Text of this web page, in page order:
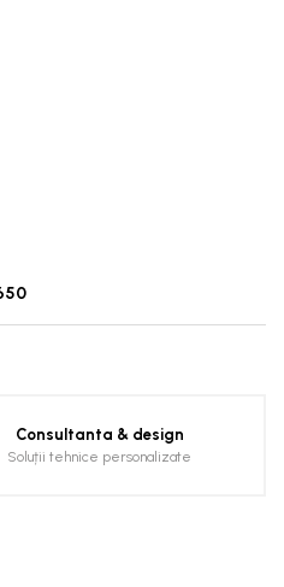
Consultanta & design
Soluții tehnice personalizate